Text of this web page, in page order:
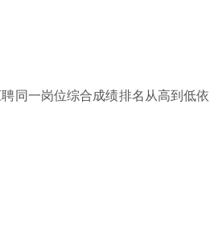
一岗位综合成绩排名从高到低